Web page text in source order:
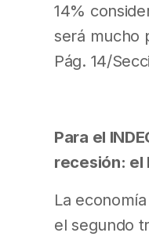
14%
será mucho
Pág. 14/
Para el
recesión: el
La
el segundo